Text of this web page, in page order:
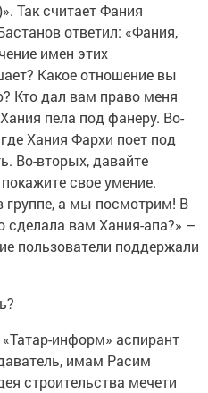
Так считает Фания
ответил: «Фания,
имен этих
Какое отношение вы
Кто дал вам право меня
пела под фанеру. Во-
Хания Фархи поет под
Во-вторых, давайте
свое умение.
группе, а мы посмотрим! В
сделала вам Хания-апа?» –
пользователи поддержали
информ» аспирант
имам Расим
строительства мечети